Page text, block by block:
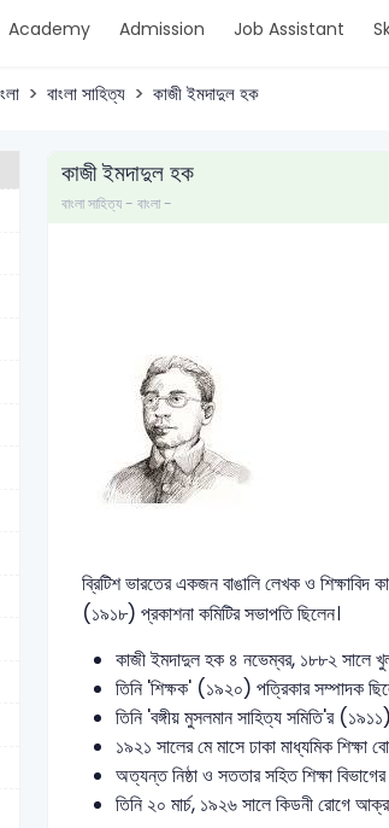
Academy Admission Job Assistant
বাংলা সাহিত্য কাজী ইমদাদুল হক
কাজী ইমদাদুল হক
বাংলা সাহিত্য - বাংলা -
ব্রিটিশ ভারতের একজন বাঙালি লেখক ও শিক্ষাবিদ
(১৯১৮) প্রকাশনা কমিটির সভাপতি ছিলেন।
কাজী ইমদাদুল হক ৪ নভেম্বর, ১৮৮২ সালে
তিনি 'শিক্ষক' (১৯২০) পত্রিকার সম্পাদক
তিনি 'বঙ্গীয় মুসলমান সাহিত্য সমিতি'র
১৯২১ সালের মে মাসে ঢাকা মাধ্যমিক শিক্ষা
অত্যন্ত নিষ্ঠা ও সততার সহিত শিক্ষা
তিনি ২০ মার্চ, ১৯২৬ সালে কিডনী রোগে